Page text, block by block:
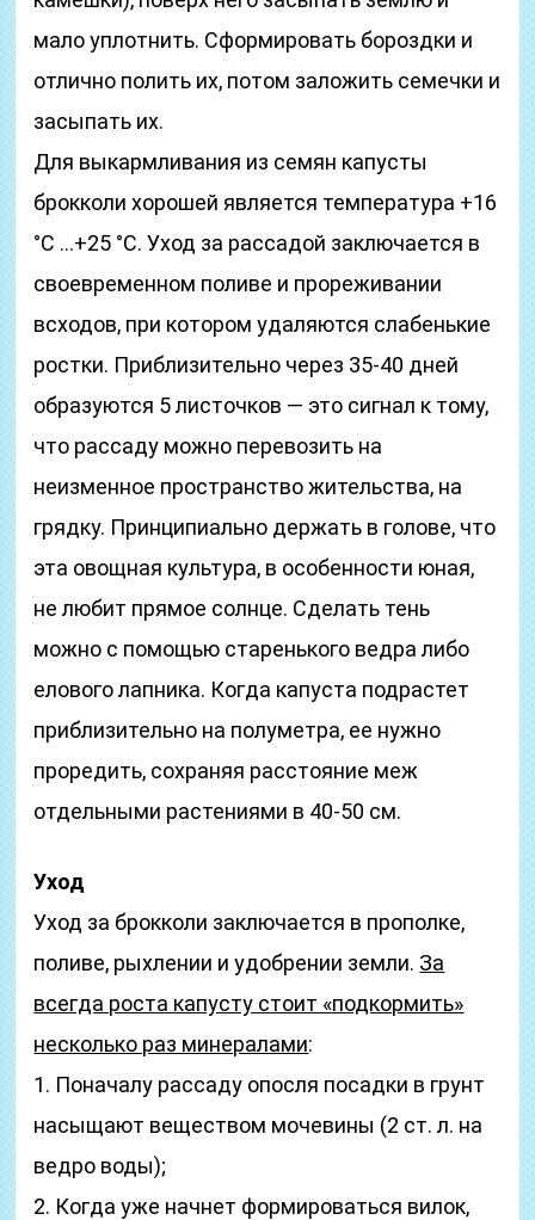
мало уплотнить. Сформировать бороздки и
отлично полить их, потом заложить семечки и
засыпать их.
Для выкармливания из семян капусты
брокколи хорошей является температура +16
°С …+25 °С. Уход за рассадой заключается в
своевременном поливе и прореживании
всходов, при котором удаляются слабенькие
ростки. Приблизительно через 35-40 дней
образуются 5 листочков — это сигнал к тому,
что рассаду можно перевозить на
неизменное пространство жительства, на
грядку. Принципиально держать в голове, что
эта овощная культура, в особенности юная,
не любит прямое солнце. Сделать тень
можно с помощью старенького ведра либо
елового лапника. Когда капуста подрастет
приблизительно на полуметра, ее нужно
проредить, сохраняя расстояние меж
отдельными растениями в 40-50 см.
Уход
Уход за брокколи заключается в прополке,
поливе, рыхлении и удобрении земли. За
всегда роста капусту стоит «подкормить»
несколько раз минералами:
1. Поначалу рассаду опосля посадки в грунт
насыщают веществом мочевины (2 ст. л. на
ведро воды);
2. Когда уже начнет формироваться вилок,